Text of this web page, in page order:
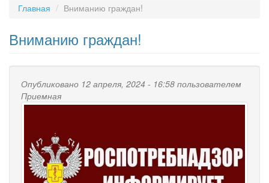
Главная Вниманию граждан!
Вниманию граждан!
Опубликовано 12 апреля, 2024 - 16:58 пользователем
Приемная